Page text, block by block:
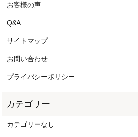
お客様の声
Q&A
サイトマップ
お問い合わせ
プライバシーポリシー
カテゴリーなし